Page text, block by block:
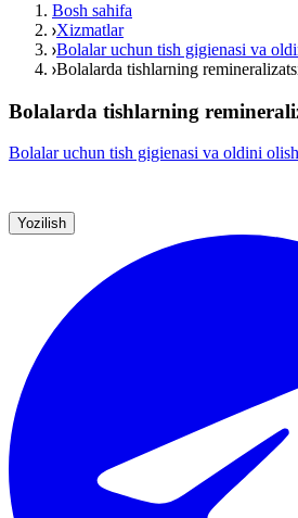
Bosh sahifa
Xizmatlar
Bolalar uchun tish gigienasi va
Bolalarda tishlarning
Bolalarda tishlarning
Bolalar uchun tish gigienasi va oldini olish
Yozilish